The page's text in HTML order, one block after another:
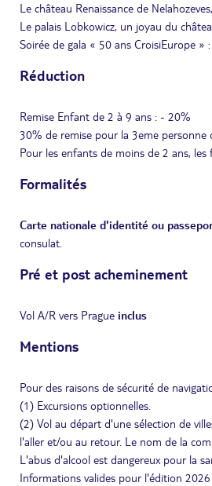
Le château Renaissance de
Le palais Lobkowicz, un joyau du
Soirée de gala « 50 ans CroisiEurope »
Réduction
Remise Enfant de 2 à 9 ans : - 20%
30% de remise pour la 3eme personne
Pour les enfants de moins de 2 ans,
Formalités
Carte nationale d'identité ou
consulat.
Pré et post acheminement
Vol A/R vers Prague inclus
Mentions
Pour des raisons de sécurité de
(1) Excursions optionnelles.
(2) Vol au départ d'une sélection de
l'aller et/ou au retour. Le nom de la
L'abus d'alcool est dangereux pour la
Informations valides pour l'édition 2026